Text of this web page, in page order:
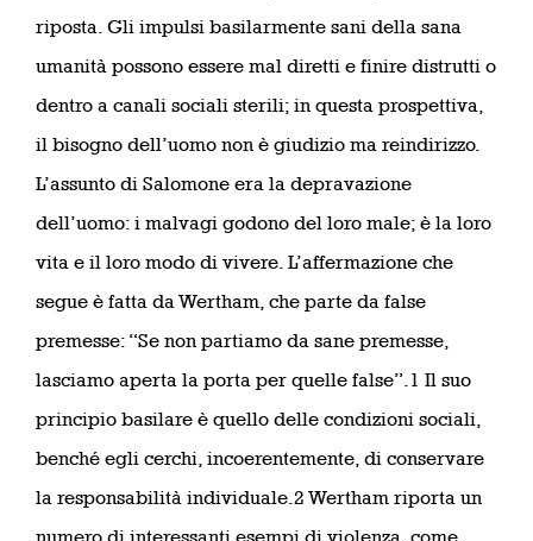
riposta. Gli impulsi basilarmente sani della sana
umanità possono essere mal diretti e finire distrutti o
dentro a canali sociali sterili; in questa prospettiva,
il bisogno dell’uomo non è giudizio ma reindirizzo.
L’assunto di Salomone era la depravazione
dell’uomo: i malvagi godono del loro male; è la loro
vita e il loro modo di vivere. L’affermazione che
segue è fatta da Wertham, che parte da false
premesse: “Se non partiamo da sane premesse,
lasciamo aperta la porta per quelle false”.1 Il suo
principio basilare è quello delle condizioni sociali,
benché egli cerchi, incoerentemente, di conservare
la responsabilità individuale.2 Wertham riporta un
numero di interessanti esempi di violenza, come,